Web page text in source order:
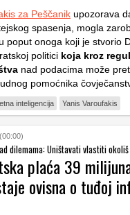
za Peščanik upozorava
spasenja, mogla
poput onoga koji je stvorio
politici koja kroz
nad podacima može
pomoćnika
inteligencija Yanis Varoufakis
dilemama: Uništavati vlastiti
plaća 39
ovisna o tuđoj